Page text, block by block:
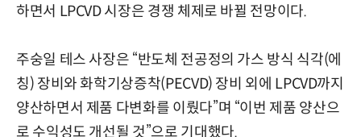
하면서 LPCVD 시장은 경쟁 체제로 바뀔 전망이다.
주숭일 테스 사장은 “반도체 전공정의 가스 방식 식각(에
칭) 장비와 화학기상증착(PECVD) 장비 외에 LPCVD까지
양산하면서 제품 다변화를 이뤘다”며 “이번 제품 양산으
로 수익성도 개선될 것”으로 기대했다.